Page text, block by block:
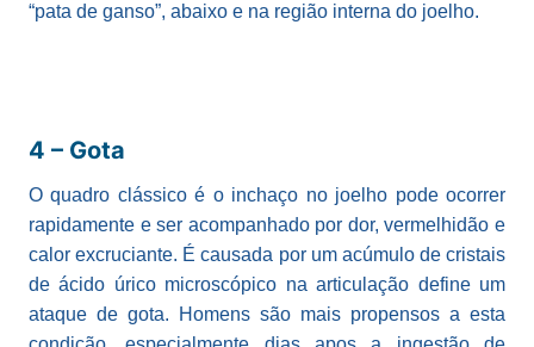
“pata de ganso”, abaixo e na região interna do joelho.
4 – Gota
O quadro clássico é o inchaço no joelho pode ocorrer
rapidamente e ser acompanhado por dor, vermelhidão e
calor excruciante. É causada por um acúmulo de cristais
de ácido úrico microscópico na articulação define um
ataque de gota. Homens são mais propensos a esta